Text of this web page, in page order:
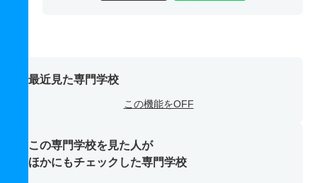
最近見た専門学校
この機能をOFF
この専門学校を見た人が
ほかにもチェックした専門学校